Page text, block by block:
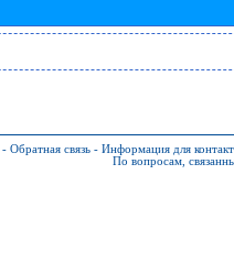
- Обратная связь - Информация для
По вопросам,